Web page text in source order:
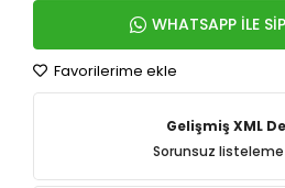
WHATSAPP İLE
Favorilerime ekle
Gelişmiş XML
Sorunsuz